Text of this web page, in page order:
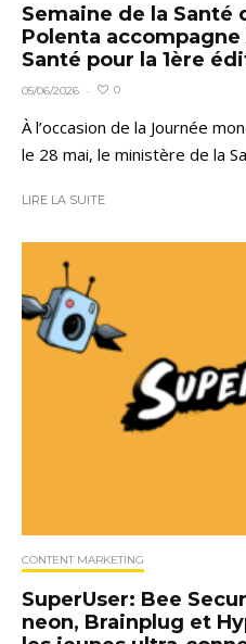
Semaine de la Santé
Polenta
Santé pour la 1ère
05/06/2026 · 0
À l’occasion de la Journée
le 28 mai, le ministère de la
LIRE LA SUITE
CONTENT MARKETING
SuperUser: Bee
neon, Brainplug et